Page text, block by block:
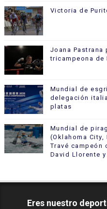
Victoria de
Joana Pastrana
tricampeona de
Mundial de
delegación
platas
Mundial de
(Oklahoma
Travé campeón
David Llorente
Eres nuestro